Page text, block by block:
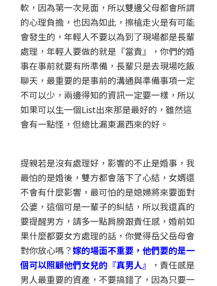
軟，因為第一次見面，所以雙邊父母都會所謂
的心理負擔，也因為如此，擦槍走火是有可能
會發生的，年輕人不要以為到了現場都是長輩
處理，年輕人要做的就是『當責』，你們的婚
事在事前就要有所準備，長輩只是去現場吃飯
聊天，最重要的是事前的溝通與準備事項一定
不可以少，兩邊得知的資訊一定要一樣，所以
如果可以生一個List出來那是最好的，雖然這
會有一點怪，但總比漏東漏西來的好。
提親若是沒有處理好，影響的不止是婚事，我
最怕的是婚後，雙方都會落下了心結，女婿還
不會有什麼影響，最可怕的是媳婦將來要面對
公婆，這個可是一輩子的糾結，所以我還真的
要提醒男方，請多一點肩膀跟責任感，婚前如
果什麼都要女方處理的話，你覺得岳父岳母會
對你放心嗎？嫁的場面不重要，他們要的是一
個可以照顧他們女兒的『真男人』
，責任感是
男人最重要的資產，不要搞錯了，因為只要一